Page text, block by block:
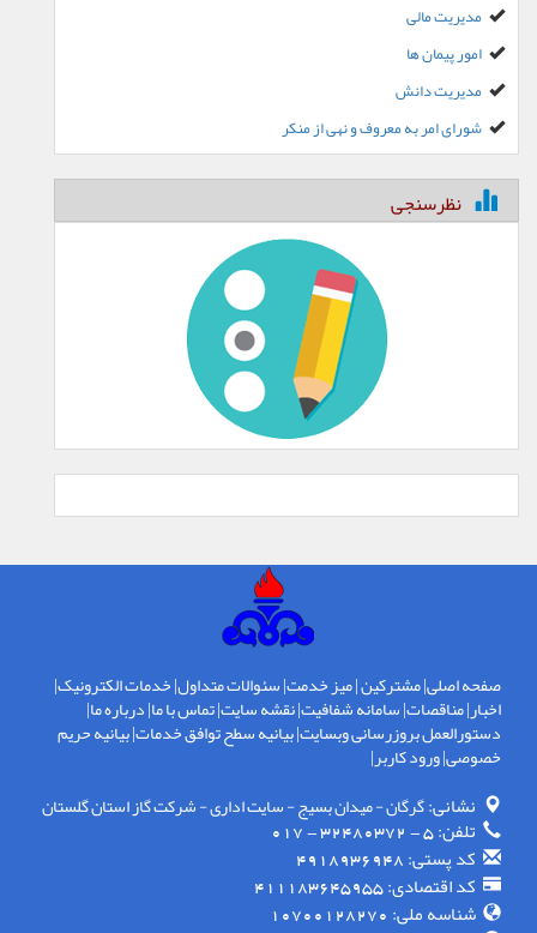
مدیریت مالی
امور پیمان ها
مدیریت دانش
شورای امر به معروف و نهی از منکر
نظرسنجی
صفحه اصلی|مشترکین|میز خدمت|سئوالات متداول|خدمات الکترونیک|
اخبار|مناقصات|سامانه شفافیت|نقشه سایت|تماس با ما|درباره ما|
دستورالعمل بروزرسانی وبسایت|بیانیه سطح توافق خدمات|بیانیه حریم
خصوصی|ورود کاربر|
نشانی:گرگان - ميدان بسيج - سايت اداری - شركت گاز استان گلستان
تلفن: 5 - 32480372 - 017
کد پستی: 4918936948
کد اقتصادی: 411183645955
شناسه ملی: 10700128270